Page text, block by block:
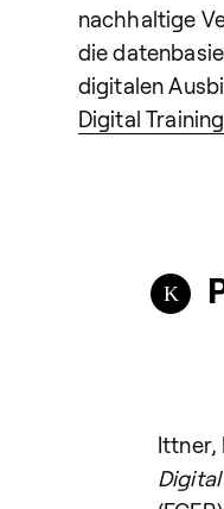
nachhaltige
die
digitalen
Digital
Ittner,